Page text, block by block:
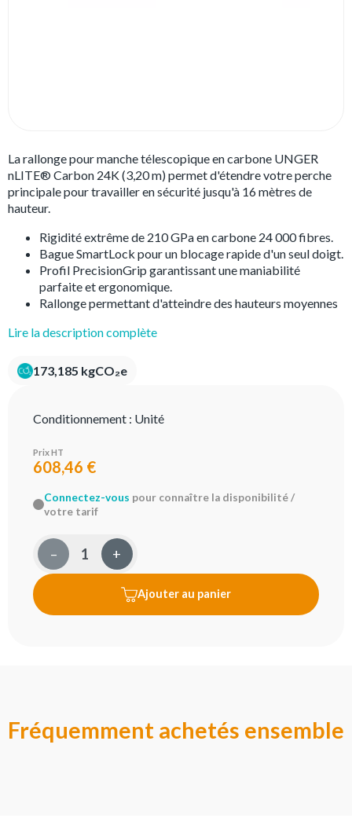
La rallonge pour manche télescopique en carbone UNGER
nLITE® Carbon 24K (3,20 m) permet d'étendre votre perche
principale pour travailler en sécurité jusqu'à 16 mètres de
hauteur.
Rigidité extrême de 210 GPa en carbone 24 000 fibres.
Bague SmartLock pour un blocage rapide d'un seul doigt.
Profil PrecisionGrip garantissant une maniabilité
parfaite et ergonomique.
Rallonge permettant d'atteindre des hauteurs moyennes
Lire la description complète
173,185 kgCO₂e
Conditionnement : Unité
Prix HT
608,46 €
Connectez-vous pour connaître la disponibilité /
votre tarif
– +
Ajouter au panier
Fréquemment achetés ensemble